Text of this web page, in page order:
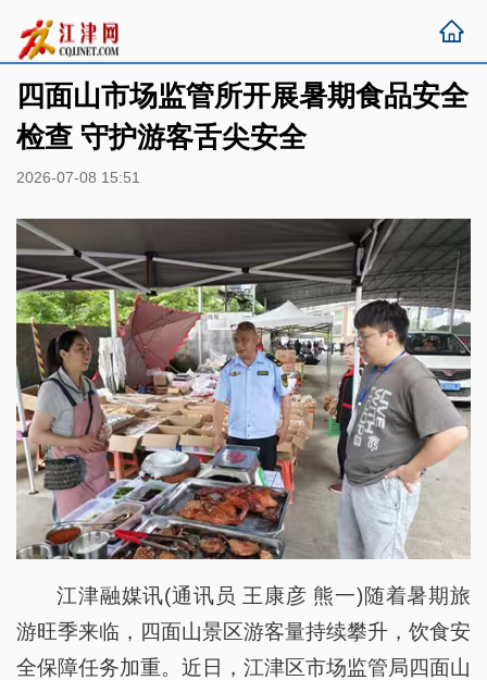
四面山市场监管所开展暑期食品安全
检查 守护游客舌尖安全
2026-07-08 15:51
江津融媒讯(通讯员 王康彦 熊一)随着暑期旅
游旺季来临，四面山景区游客量持续攀升，饮食安
全保障任务加重。近日，江津区市场监管局四面山